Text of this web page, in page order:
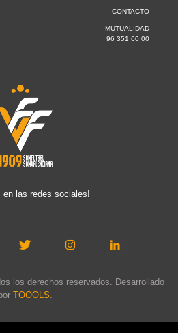
CONTACTO
MUTUALIDAD
96 351 60 00
en las redes sociales!
los derechos reservados. Desarrollado
TOOOLS